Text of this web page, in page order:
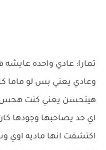
تمارا: عادي واحده عايشه
وعادي يعني بس لو ماما
هيتحسن يعني كنت
اي حد يصاحبها وجودها
اكتشفت انها ماديه اوي